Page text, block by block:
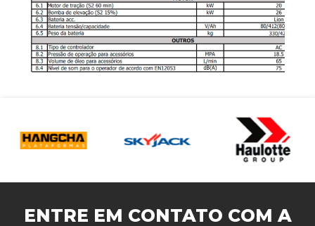
ENTRE EM CONTATO COM A